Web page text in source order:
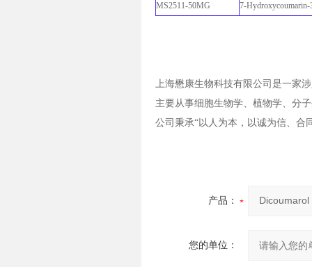
MS2511-50MG 7-Hydroxycoumarin-
上海懋康生物科技有限公司是一家
主要从事细胞生物学、植物学、分
公司秉承“以人为本，以诚为信、
产品：
您的单位：